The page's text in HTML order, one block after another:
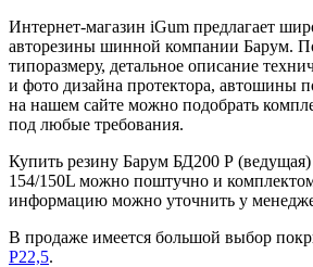
Интернет-магазин iGum предлагает
авторезины шинной компании Барум.
типоразмеру, детальное описание
и фото дизайна протектора, автошины
на нашем сайте можно подобрать
под любые требования.
Купить резину Барум БД200 Р
154/150L можно поштучно и
информацию можно уточнить у
В продаже имеется большой выбор
Р22,5.